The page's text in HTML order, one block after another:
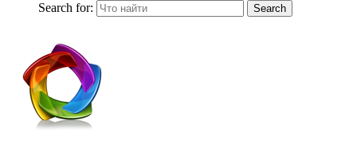
Search for:
Search